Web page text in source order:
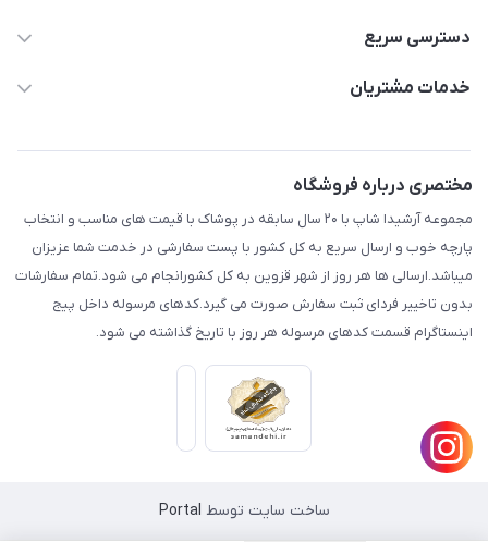
دسترسی سریع
حساب کاربری
لیست محصولات
درباره ما
تماس با ما
خدمات مشتریان
مختصری درباره فروشگاه
مجموعه آرشیدا شاپ با ۲۰ سال سابقه در پوشاک با قیمت های مناسب و انتخاب
پارچه خوب و ارسال سریع به کل کشور با پست سفارشی در خدمت شما عزیزان
میباشد.ارسالی ها هر روز از شهر قزوین به کل کشورانجام می شود.تمام سفارشات
بدون تاخییر فردای ثبت سفارش صورت می گیرد.کدهای مرسوله داخل پیج
اینستاگرام قسمت کدهای مرسوله هر روز با تاریخ گذاشته می شود.
ساخت سایت توسط Portal